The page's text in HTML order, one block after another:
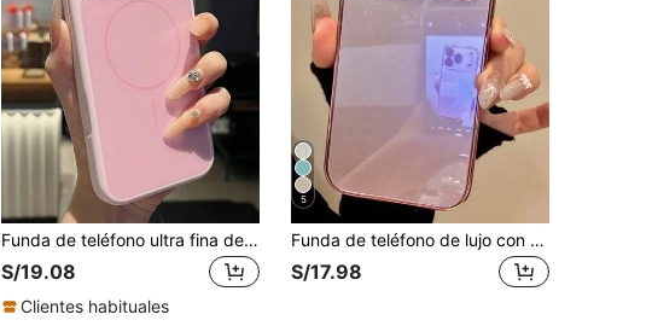
Funda de teléfono ultra fina de silicona líquida de lujo con protección de cámara color caramelo + parte trasera mate compatible con iPhone 17 ProMax 17Pro 17 16 14 13 Pro Max, cubierta trasera suave de unicolor
S/19.08
Clientes habituales
5
Funda de teléfono de lujo con acabado galvanizado brillante compatible con iPhone 17 Pro Max 16 15 14 13 12 11 Pro Max, color sólido simple, protección de lente de vidrio, parachoques a prueba de golpes, cubierta trasera dura
S/17.98